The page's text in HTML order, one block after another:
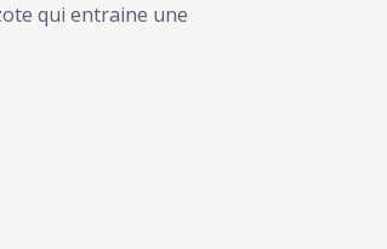
qui entraine une